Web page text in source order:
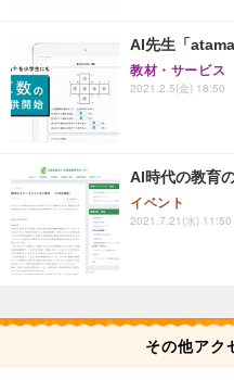
AI先生「
教材・サービス
2021.2.5(金) 18:50
AI時代の教育
イベント
2021.7.21(水) 11:50
その他アク